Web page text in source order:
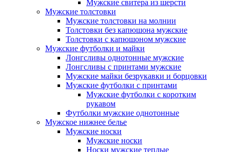
Мужские свитера из шерсти
Мужские толстовки
Мужские толстовки на молнии
Толстовки без капюшона мужские
Толстовки с капюшоном мужские
Мужские футболки и майки
Лонгсливы однотонные мужские
Лонгсливы с принтами мужские
Мужские майки безрукавки и борцовки
Мужские футболки с принтами
Мужские футболки с коротким
рукавом
Футболки мужские однотонные
Мужское нижнее белье
Мужские носки
Мужские носки
Носки мужские теплые